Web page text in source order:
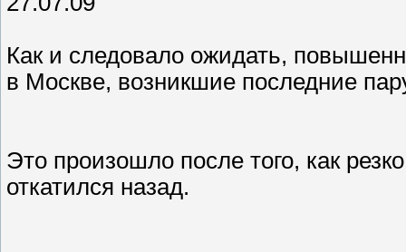
Как и следовало ожидать,
в Москве, возникшие последние
Это произошло после того, как
откатился назад.